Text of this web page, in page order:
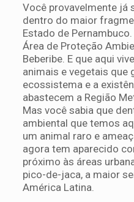
Você provavelmente já
dentro do maior
Estado de
Área de Proteção
Beberibe. E que aqui
animais e vegetais que
ecossistema e a
abastecem a Região
Mas você sabia que
ambiental que temos
um animal raro e
agora tem aparecido
próximo às áreas
pico-de-jaca, a maior
América Latina.